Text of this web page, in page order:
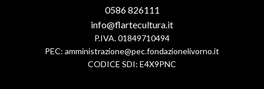
0586 826111
info@flartecultura.it
P.IVA. 01849710494
PEC: amministrazione@pec.fondazionelivorno.it
CODICE SDI: E4X9PNC